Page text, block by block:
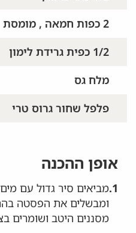
2 כפות חמאה , מומסת
1/2 כפית גרידת לימון
מלח גס
פלפל שחור גרוס טרי
אופן ההכנה
1. מביאים סיר גדול עם
ומבשלים את הפסטה
מסננים היטב ושומרים בצד כ-1/2 כוס